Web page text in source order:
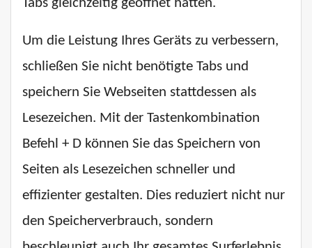
Tabs gleichzeitig geöffnet hätten.
Um die Leistung Ihres Geräts zu verbessern,
schließen Sie nicht benötigte Tabs und
speichern Sie Webseiten stattdessen als
Lesezeichen. Mit der Tastenkombination
Befehl + D können Sie das Speichern von
Seiten als Lesezeichen schneller und
effizienter gestalten. Dies reduziert nicht nur
den Speicherverbrauch, sondern